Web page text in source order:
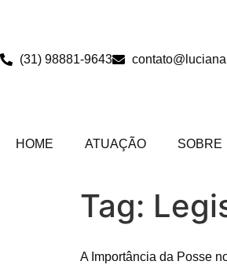
(31) 98881-9643
HOME ATUAÇÃO SOBRE
Tag:
A Importância da Posse